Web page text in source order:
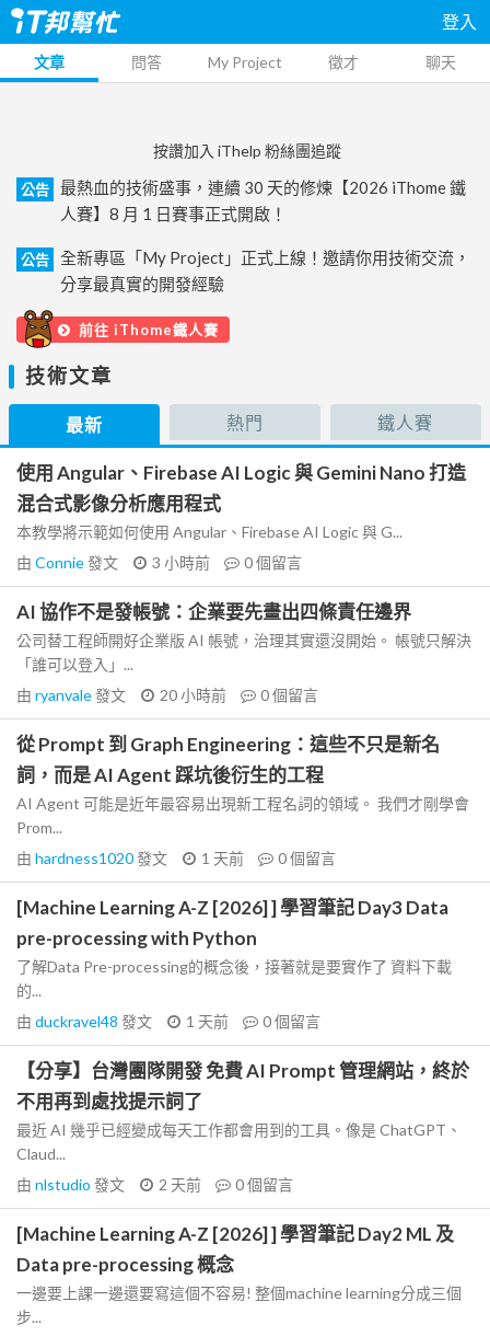
登入
文章 問答 My Project 徵才 聊天
按讚加入 iThelp 粉絲團追蹤
公告
最熱血的技術盛事，連續 30 天的修煉【2026 iThome 鐵
人賽】8 月 1 日賽事正式開啟！
公告
全新專區「My Project」正式上線！邀請你用技術交流，
分享最真實的開發經驗
前往 iThome鐵人賽
技術文章
最新 熱門 鐵人賽
使用 Angular、Firebase AI Logic 與 Gemini Nano 打造
混合式影像分析應用程式
本教學將示範如何使用 Angular、Firebase AI Logic 與 G...
由 Connie發文 3 小時前 0個留言
AI 協作不是發帳號：企業要先畫出四條責任邊界
公司替工程師開好企業版 AI 帳號，治理其實還沒開始。 帳號只解決
「誰可以登入」...
由 ryanvale發文 20 小時前 0個留言
從 Prompt 到 Graph Engineering：這些不只是新名
詞，而是 AI Agent 踩坑後衍生的工程
AI Agent 可能是近年最容易出現新工程名詞的領域。 我們才剛學會
Prom...
由 hardness1020發文 1 天前 0個留言
[Machine Learning A-Z [2026] ] 學習筆記 Day3 Data
pre-processing with Python
了解Data Pre-processing的概念後，接著就是要實作了 資料下載
的...
由 duckravel48 發文 1 天前 0個留言
【分享】台灣團隊開發 免費 AI Prompt 管理網站，終於
不用再到處找提示詞了
最近 AI 幾乎已經變成每天工作都會用到的工具。像是 ChatGPT、
Claud...
由 nlstudio 發文 2 天前 0個留言
[Machine Learning A-Z [2026] ] 學習筆記 Day2 ML 及
Data pre-processing 概念
一邊要上課一邊還要寫這個不容易! 整個machine learning分成三個
步...